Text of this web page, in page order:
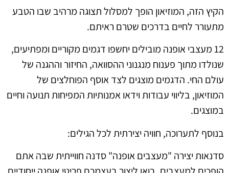
הקיץ הזה, המוזיאון הופך למסלול תצוגה מרהיב שבו הטבע
מתעורר לחיים בדרכים שטרם ראיתם.
12 מעצבי אופנה מובילים יחשפו דגמים מקוריים ומפתיעים,
שנולדו מתוך פענוח מנגנוני ההסוואה, החיזור וההגנה של
עולם החי. הדגמים מוצגים לצד אוסף הפוחלצים של
המוזיאון, בליווי עבודות וידאו אמנותיות המפיחות תנועה וחיים
במוצגים.
בנוסף לתערוכה, חוויה יצירתית לכל הגילים:
סדנאות יצירה "מעצבים אופנה" סדנה חווייתית שבה אתם